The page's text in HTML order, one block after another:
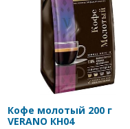
Кофе молотый 200 г
VERANO КН04